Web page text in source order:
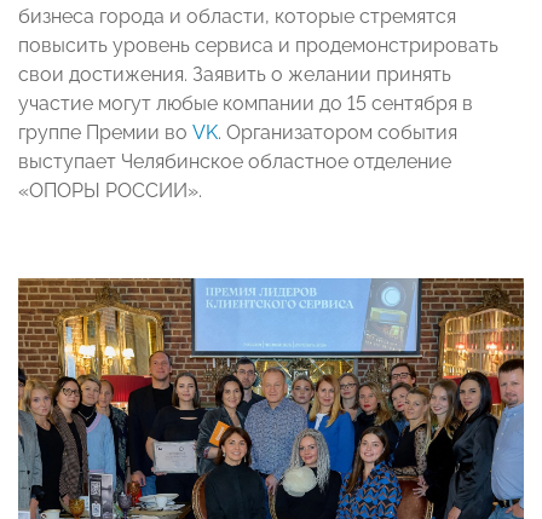
бизнеса города и области, которые стремятся
повысить уровень сервиса и продемонстрировать
свои достижения. Заявить о желании принять
участие могут любые компании до 15 сентября в
группе Премии во VK. Организатором события
выступает Челябинское областное отделение
«ОПОРЫ РОССИИ».